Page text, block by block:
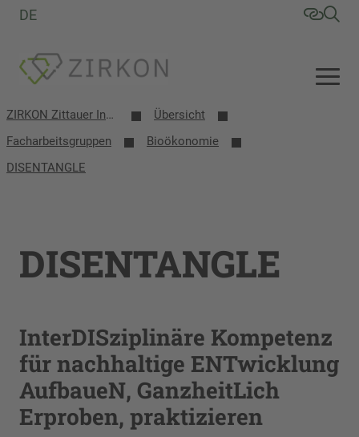
DE
ZIRKON Zittauer Institut für Verfahrensentwicklung, Kreislaufwirtschaft, Oberflächentechnik, Naturstoffforschung
Übersicht
Facharbeitsgruppen
Bioökonomie
DISENTANGLE
DISENTANGLE
InterDISziplinäre Kompetenz
für nachhaltige ENTwicklung
AufbaueN, GanzheitLich
Erproben, praktizieren